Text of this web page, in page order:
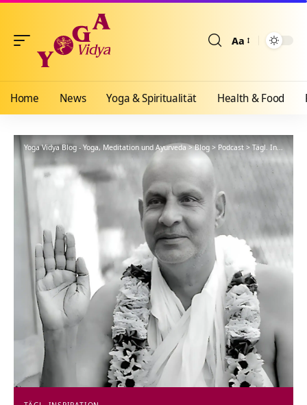
Aa
Home News Yoga & Spiritualität Health & Food
Yoga Vidya Blog - Yoga, Meditation und Ayurveda>Blog > Podcast> Tägl. Inspiration